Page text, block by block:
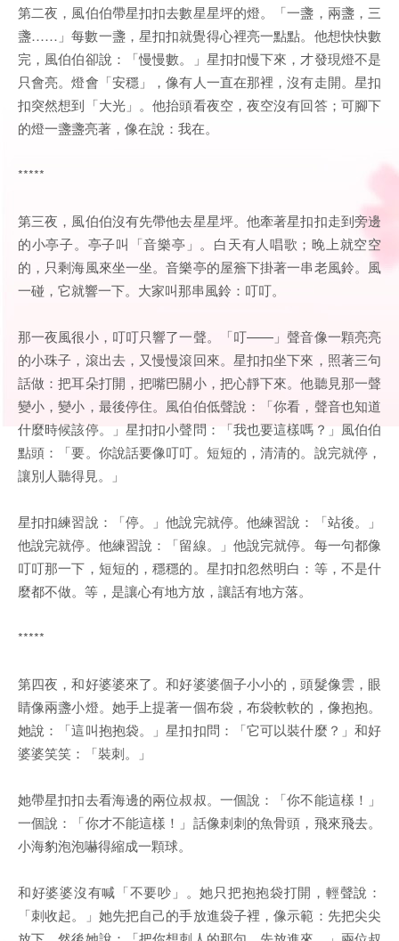
第二夜，風伯伯帶星扣扣去數星星坪的燈。「一盞，兩盞，三
盞……」每數一盞，星扣扣就覺得心裡亮一點點。他想快快數
完，風伯伯卻說：「慢慢數。」星扣扣慢下來，才發現燈不是
只會亮。燈會「安穩」，像有人一直在那裡，沒有走開。星扣
扣突然想到「大光」。他抬頭看夜空，夜空沒有回答；可腳下
的燈一盞盞亮著，像在說：我在。
*****
第三夜，風伯伯沒有先帶他去星星坪。他牽著星扣扣走到旁邊
的小亭子。亭子叫「音樂亭」。白天有人唱歌；晚上就空空
的，只剩海風來坐一坐。音樂亭的屋簷下掛著一串老風鈴。風
一碰，它就響一下。大家叫那串風鈴：叮叮。
那一夜風很小，叮叮只響了一聲。「叮——」聲音像一顆亮亮
的小珠子，滾出去，又慢慢滾回來。星扣扣坐下來，照著三句
話做：把耳朵打開，把嘴巴關小，把心靜下來。他聽見那一聲
變小，變小，最後停住。風伯伯低聲說：「你看，聲音也知道
什麼時候該停。」星扣扣小聲問：「我也要這樣嗎？」風伯伯
點頭：「要。你說話要像叮叮。短短的，清清的。說完就停，
讓別人聽得見。」
星扣扣練習說：「停。」他說完就停。他練習說：「站後。」
他說完就停。他練習說：「留線。」他說完就停。每一句都像
叮叮那一下，短短的，穩穩的。星扣扣忽然明白：等，不是什
麼都不做。等，是讓心有地方放，讓話有地方落。
*****
第四夜，和好婆婆來了。和好婆婆個子小小的，頭髮像雲，眼
睛像兩盞小燈。她手上提著一個布袋，布袋軟軟的，像抱抱。
她說：「這叫抱抱袋。」星扣扣問：「它可以裝什麼？」和好
婆婆笑笑：「裝刺。」
她帶星扣扣去看海邊的兩位叔叔。一個說：「你不能這樣！」
一個說：「你才不能這樣！」話像刺刺的魚骨頭，飛來飛去。
小海豹泡泡嚇得縮成一顆球。
和好婆婆沒有喊「不要吵」。她只把抱抱袋打開，輕聲說：
「刺收起。」她先把自己的手放進袋子裡，像示範：先把尖尖